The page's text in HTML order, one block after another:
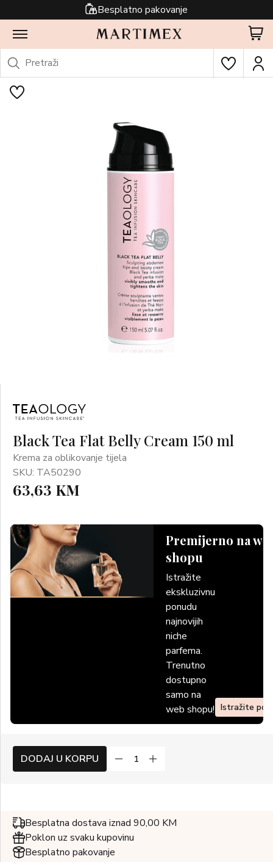
Besplatno pakovanje
Black Tea Flat Belly Cream 150 ml
Krema za oblikovanje tijela
SKU: TA50290
63,63 KM
Premijerno na
shopu
Istražite
ekskluzivnu
ponudu
najnovijih
niche
parfema.
Trenutno
dostupno
samo na
web shopu! Istražite
DODAJ U KORPU
Besplatna dostava iznad 90,00 KM
Poklon uz svaku kupovinu
Besplatno pakovanje